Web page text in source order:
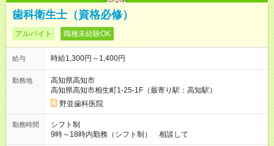
歯科衛生士（資格必修）
アルバイト 職種未経験OK
給与 時給1,300円～1,400円
勤務地
高知県高知市
高知県高知市相生町1-25-1F（最寄り駅：高知駅）
野並歯科医院
勤務時間
シフト制
9時～18時内勤務（シフト制） 相談して